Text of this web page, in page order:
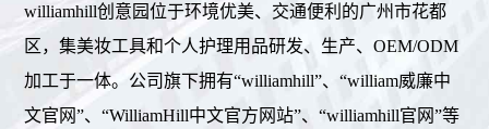
williamhill创意园位于环境优美、交通便利的广州市花都
区，集美妆工具和个人护理用品研发、生产、OEM/ODM
加工于一体。公司旗下拥有“williamhill”、“william威廉中
文官网”、“WilliamHill中文官方网站”、“williamhill官网”等